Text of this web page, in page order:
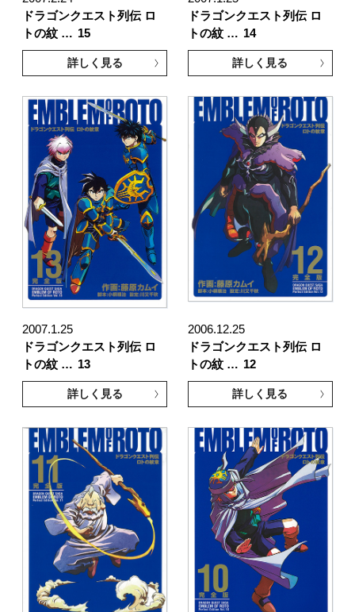
ドラゴンクエスト列伝 ロ
トの紋 … 15
詳しく見る
ドラゴンクエスト列伝 ロ
トの紋 … 14
詳しく見る
2007.1.25
ドラゴンクエスト列伝 ロ
トの紋 … 13
詳しく見る
2006.12.25
ドラゴンクエスト列伝 ロ
トの紋 … 12
詳しく見る